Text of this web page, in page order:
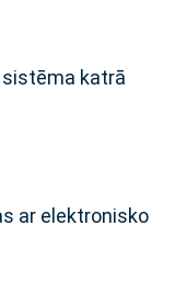
katrā
ar elektronisko